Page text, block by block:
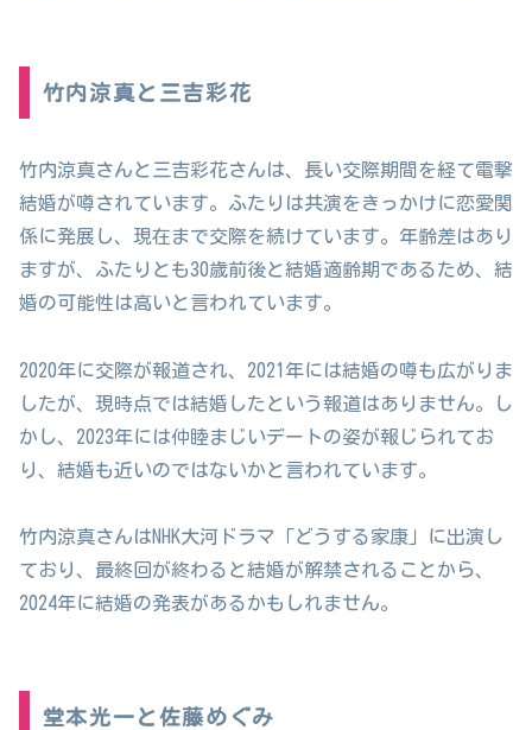
竹内涼真と三吉彩花
竹内涼真さんと三吉彩花さんは、長い交際期間を経て電撃
結婚が噂されています。ふたりは共演をきっかけに恋愛関
係に発展し、現在まで交際を続けています。年齢差はあり
ますが、ふたりとも30歳前後と結婚適齢期であるため、結
婚の可能性は高いと言われています。
2020年に交際が報道され、2021年には結婚の噂も広がりま
したが、現時点では結婚したという報道はありません。し
かし、2023年には仲睦まじいデートの姿が報じられてお
り、結婚も近いのではないかと言われています。
竹内涼真さんはNHK大河ドラマ「どうする家康」に出演し
ており、最終回が終わると結婚が解禁されることから、
2024年に結婚の発表があるかもしれません。
堂本光一と佐藤めぐみ